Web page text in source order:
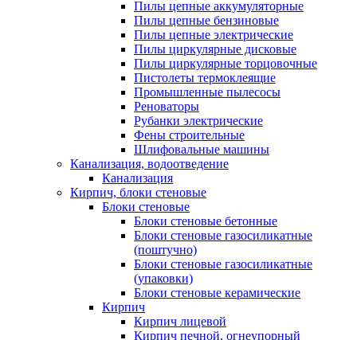
Пилы цепные аккумуляторные
Пилы цепные бензиновые
Пилы цепные электрические
Пилы циркулярные дисковые
Пилы циркулярные торцовочные
Пистолеты термоклеящие
Промышленные пылесосы
Реноваторы
Рубанки электрические
Фены строительные
Шлифовальные машины
Канализация, водоотведение
Канализация
Кирпич, блоки стеновые
Блоки стеновые
Блоки стеновые бетонные
Блоки стеновые газосиликатные
(поштучно)
Блоки стеновые газосиликатные
(упаковки)
Блоки стеновые керамические
Кирпич
Кирпич лицевой
Кирпич печной, огнеупорный